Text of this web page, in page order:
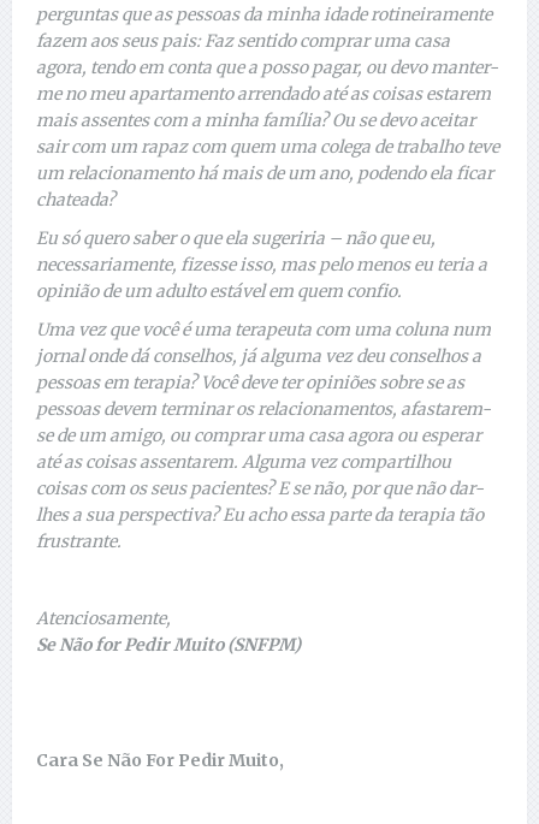
perguntas que as pessoas da minha idade rotineiramente
fazem aos seus pais: Faz sentido comprar uma casa
agora, tendo em conta que a posso pagar, ou devo manter-
me no meu apartamento arrendado até as coisas estarem
mais assentes com a minha família? Ou se devo aceitar
sair com um rapaz com quem uma colega de trabalho teve
um relacionamento há mais de um ano, podendo ela ficar
chateada?
Eu só quero saber o que ela sugeriria – não que eu,
necessariamente, fizesse isso, mas pelo menos eu teria a
opinião de um adulto estável em quem confio.
Uma vez que você é uma terapeuta com uma coluna num
jornal onde dá conselhos, já alguma vez deu conselhos a
pessoas em terapia? Você deve ter opiniões sobre se as
pessoas devem terminar os relacionamentos, afastarem-
se de um amigo, ou comprar uma casa agora ou esperar
até as coisas assentarem. Alguma vez compartilhou
coisas com os seus pacientes? E se não, por que não dar-
lhes a sua perspectiva? Eu acho essa parte da terapia tão
frustrante.
Atenciosamente,
Se Não for Pedir Muito (SNFPM)
Cara Se Não For Pedir Muito,